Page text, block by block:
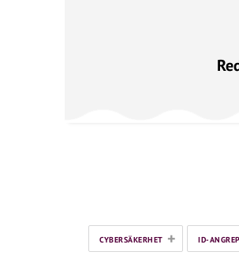
CYBERSÄKERHET + ID-